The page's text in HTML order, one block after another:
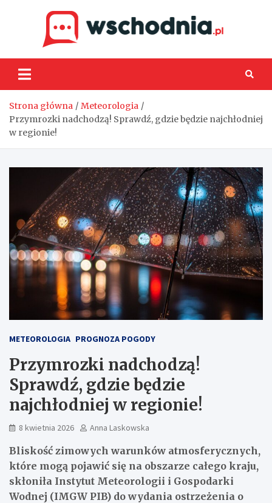
Strona główna
Meteorologia
Przymrozki nadchodzą! Sprawdź, gdzie będzie najchłodniej
w regionie!
METEOROLOGIA PROGNOZA POGODY
Przymrozki nadchodzą!
Sprawdź, gdzie będzie
najchłodniej w regionie!
8 kwietnia 2026 Anna Laskowska
Bliskość zimowych warunków atmosferycznych,
które mogą pojawić się na obszarze całego kraju,
skłoniła Instytut Meteorologii i Gospodarki
Wodnej (IMGW PIB) do wydania ostrzeżenia o